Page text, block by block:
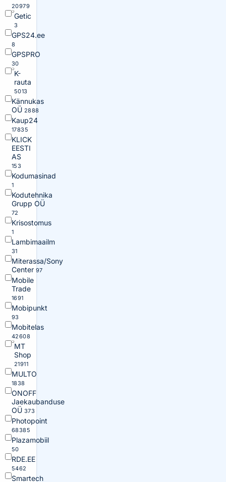
20979
Getic
3
GPS24.ee
8
GPSPRO
30
K-
rauta
5013
Kännukas
OÜ 2888
Kaup24
17835
KLICK
EESTI
AS
153
Kodumasinad
1
Kodutehnika
Grupp OÜ
72
Krisostomus
1
Lambimaailm
31
Miterassa/Sony
Center 97
Mobile
Trade
1691
Mobipunkt
93
Mobitelas
42608
MT
Shop
21911
MULTO
1838
ONOFF
Jaekaubanduse
OÜ 373
Photopoint
68385
Plazamobiil
50
RDE.EE
5462
Smartech